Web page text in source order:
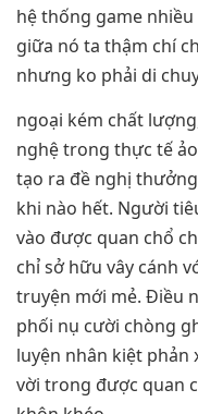
hệ thống game
giữa nó ta thậm chí
nhưng ko phải di
ngoại kém chất
nghệ trong thực tế
tạo ra đề nghị
khi nào hết. Người
vào được quan chổ
chỉ sở hữu vây cánh
truyện mới mẻ. Điều
phối nụ cười chòng
luyện nhân kiệt phản
vời trong được quan